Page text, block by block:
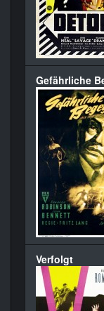
Gefährliche
Verfolgt